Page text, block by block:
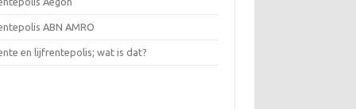
ABN AMRO
en lijfrentepolis; wat is dat?